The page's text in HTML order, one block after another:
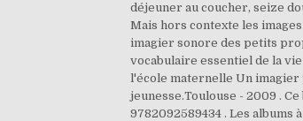
déjeuner au coucher, seize
Mais hors contexte les
imagier sonore des petits
vocabulaire essentiel de la
l'école maternelle Un
jeunesse.Toulouse - 2009 .
9782092589434 . Les albums